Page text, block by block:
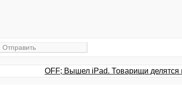
OFF; Вышел iPad. Товарищи делятся